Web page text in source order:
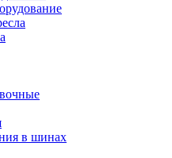
в шинах